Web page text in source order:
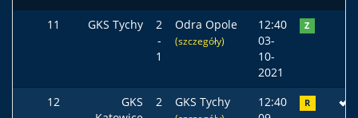
11 GKS Tychy
2
-
1
Odra Opole
(szczegóły)
12:40
03-
10-
2021
Z
12
GKS
2
GKS Tychy
12:40
R